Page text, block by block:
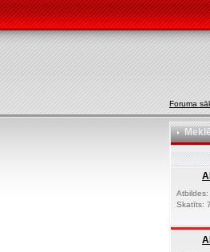
Foruma
Atbildes:
Skatīts: